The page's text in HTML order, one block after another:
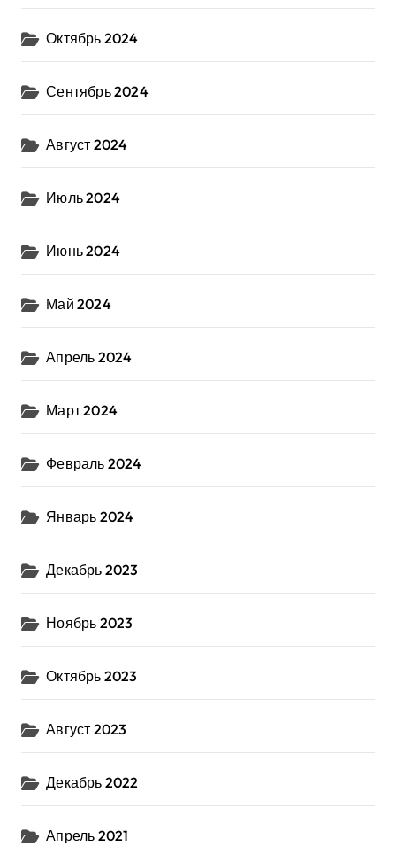
Октябрь 2024
Сентябрь 2024
Август 2024
Июль 2024
Июнь 2024
Май 2024
Апрель 2024
Март 2024
Февраль 2024
Январь 2024
Декабрь 2023
Ноябрь 2023
Октябрь 2023
Август 2023
Декабрь 2022
Апрель 2021